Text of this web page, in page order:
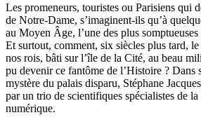
Les promeneurs, touristes ou Parisiens qui
de Notre-Dame, s’imaginent-ils qu’à
au Moyen Âge, l’une des plus somptueuses
Et surtout, comment, six siècles plus tard,
nos rois, bâti sur l’île de la Cité, au beau
pu devenir ce fantôme de l’Histoire ? Dans
mystère du palais disparu, Stéphane
par un trio de scientifiques spécialistes de
numérique.